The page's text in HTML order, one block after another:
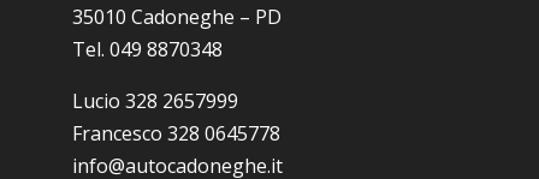
35010 Cadoneghe – PD
Tel. 049 8870348
Lucio 328 2657999
Francesco 328 0645778
info@autocadoneghe.it